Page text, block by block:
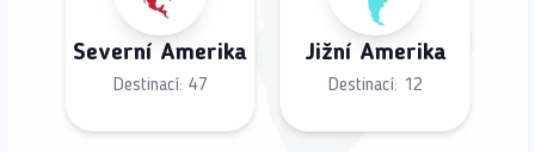
Severní Amerika
Destinací: 47
Jižní Amerika
Destinací: 12